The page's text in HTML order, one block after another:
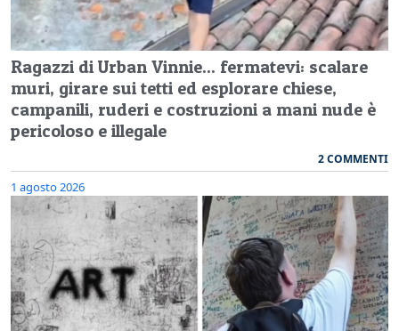
Ragazzi di Urban Vinnie... fermatevi: scalare
muri, girare sui tetti ed esplorare chiese,
campanili, ruderi e costruzioni a mani nude è
pericoloso e illegale
2 COMMENTI
1 agosto 2026